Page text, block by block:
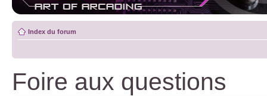
Index du forum
Foire aux questions